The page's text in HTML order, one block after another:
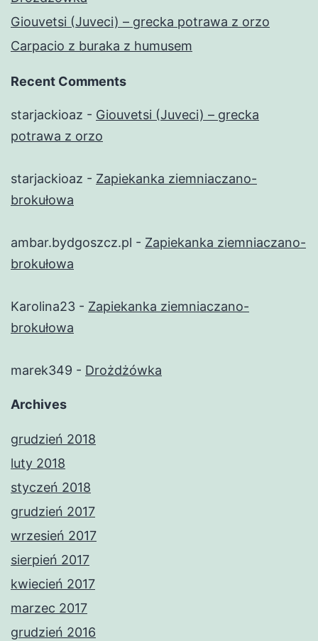
Giouvetsi (Juveci) – grecka potrawa z orzo
Carpacio z buraka z humusem
Recent Comments
starjackioaz - Giouvetsi (Juveci) – grecka
potrawa z orzo
starjackioaz - Zapiekanka ziemniaczano-
brokułowa
ambar.bydgoszcz.pl - Zapiekanka ziemniaczano-
brokułowa
Karolina23 - Zapiekanka ziemniaczano-
brokułowa
marek349 - Drożdżówka
Archives
grudzień 2018
luty 2018
styczeń 2018
grudzień 2017
wrzesień 2017
sierpień 2017
kwiecień 2017
marzec 2017
grudzień 2016